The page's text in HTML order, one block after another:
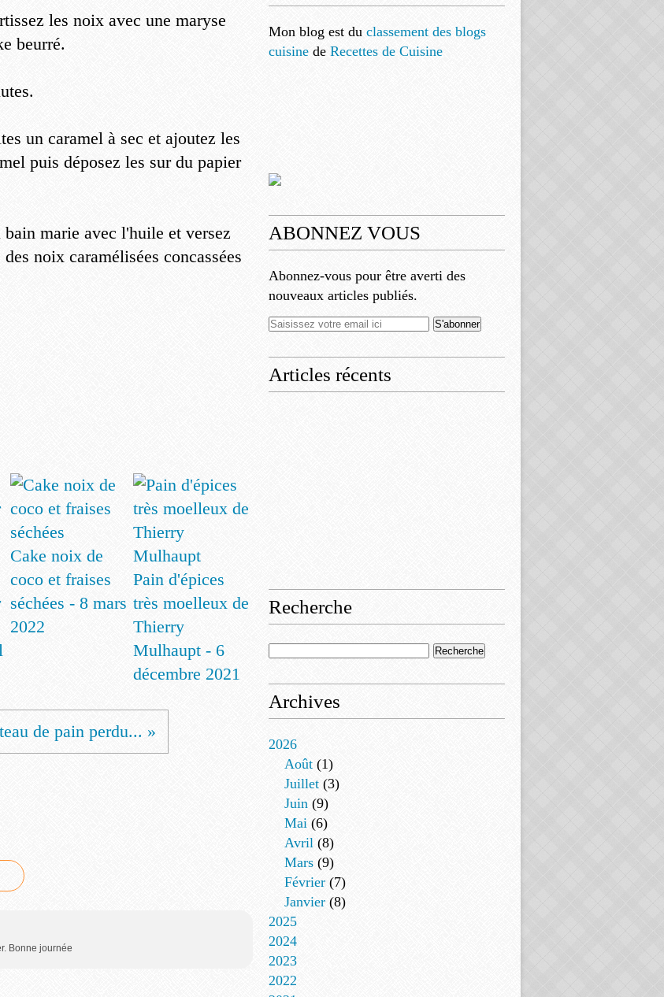
les noix avec une maryse
beurré.
un caramel à sec et ajoutez les
puis déposez les sur du papier
marie avec l'huile et versez
noix caramélisées concassées
Cake noix de
coco et fraises
séchées - 8 mars
2022
Pain d'épices
très moelleux de
Thierry
Mulhaupt - 6
décembre 2021
de pain perdu... »
Bonne journée
Mon blog est du classement des blogs
cuisine de Recettes de Cuisine
ABONNEZ VOUS
Abonnez-vous pour être averti des
nouveaux articles publiés.
Articles récents
Recherche
Archives
2026
Août (1)
Juillet (3)
Juin (9)
Mai (6)
Avril (8)
Mars (9)
Février (7)
Janvier (8)
2025
2024
2023
2022